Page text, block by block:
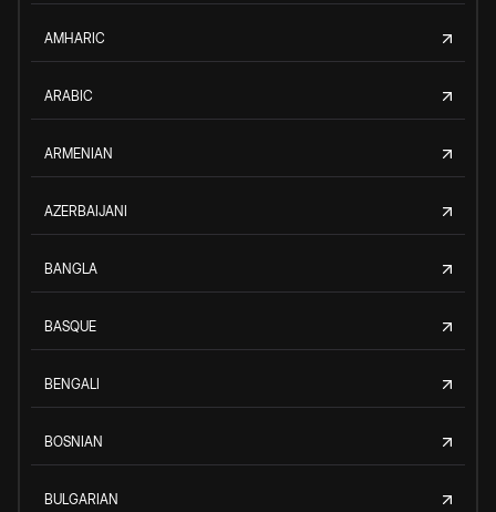
AMHARIC
ARABIC
ARMENIAN
AZERBAIJANI
BANGLA
BASQUE
BENGALI
BOSNIAN
BULGARIAN